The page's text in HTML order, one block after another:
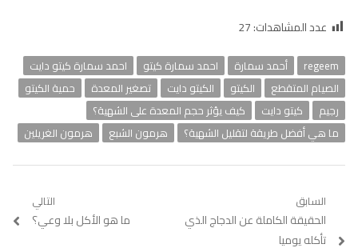
عدد المشاهدات:27
regeem أحمد سمارة احمد سمارة كيتو
احمد سمارة كيتو دايت
الصيام المتقطع
الكيتو الكيتو دايت تصغير المعدة
حمية الكيتو
رجيم
كيتو دايت
كيف يؤثر حجم المعدة على الشهية؟
ما هي أفضل طريقة لتقليل الشهية؟
هرمون الشبع هرمون الغريلين
تصفّح
المقالات
السابق
Previous
post:
الحقيقة الكاملة عن الدجاج الذي
تأكله يوميا
التالي
Next
ما هو الأكل بلا وعي؟